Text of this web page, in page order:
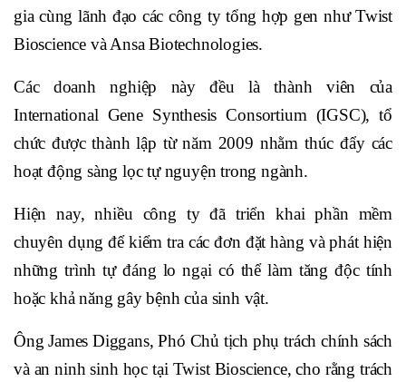
gia cùng lãnh đạo các công ty tổng hợp gen như Twist
Bioscience và Ansa Biotechnologies.
Các doanh nghiệp này đều là thành viên của
International Gene Synthesis Consortium (IGSC), tổ
chức được thành lập từ năm 2009 nhằm thúc đẩy các
hoạt động sàng lọc tự nguyện trong ngành.
Hiện nay, nhiều công ty đã triển khai phần mềm
chuyên dụng để kiểm tra các đơn đặt hàng và phát hiện
những trình tự đáng lo ngại có thể làm tăng độc tính
hoặc khả năng gây bệnh của sinh vật.
Ông James Diggans, Phó Chủ tịch phụ trách chính sách
và an ninh sinh học tại Twist Bioscience, cho rằng trách